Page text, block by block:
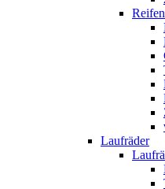
Reifen
Laufräder